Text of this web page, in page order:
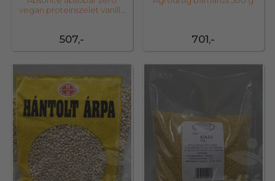
507,-
vegan proteinszelet vanilla
701,-
27128